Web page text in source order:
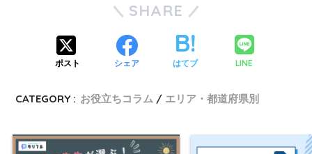
SHARE
ポスト シェア はてブ LINE
CATEGORY : お役立ちコラム エリア・都道府県別